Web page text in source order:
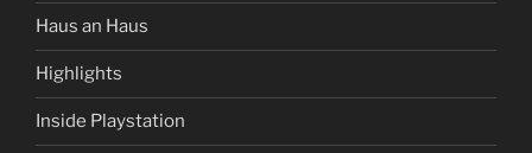
Haus an Haus
Highlights
Inside Playstation